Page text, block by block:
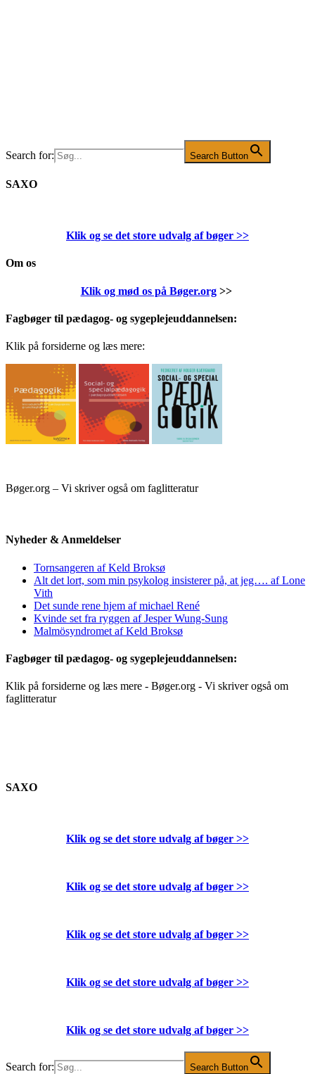
Search for: Search Button
SAXO
Klik og se det store udvalg af bøger >>
Om os
Klik og mød os på Bøger.org>>
Fagbøger til pædagog- og sygeplejeuddannelsen:
Klik på forsiderne og læs mere:
Bøger.org – Vi skriver også om faglitteratur
Nyheder & Anmeldelser
Tornsangeren af Keld Broksø
Alt det lort, som min psykolog insisterer på, at jeg…. af Lone
Vith
Det sunde rene hjem af michael René
Kvinde set fra ryggen af Jesper Wung-Sung
Malmösyndromet af Keld Broksø
Fagbøger til pædagog- og sygeplejeuddannelsen:
Klik på forsiderne og læs mere - Bøger.org - Vi skriver også om
faglitteratur
SAXO
Klik og se det store udvalg af bøger >>
Klik og se det store udvalg af bøger >>
Klik og se det store udvalg af bøger >>
Klik og se det store udvalg af bøger >>
Klik og se det store udvalg af bøger >>
Search for: Search Button